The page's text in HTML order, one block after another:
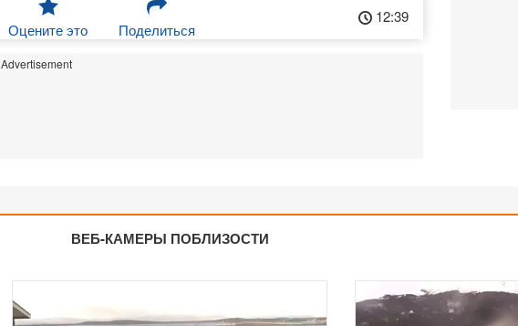
Оцените это Поделиться
12:39
Advertisement
ВЕБ-КАМЕРЫ ПОБЛИЗОСТИ